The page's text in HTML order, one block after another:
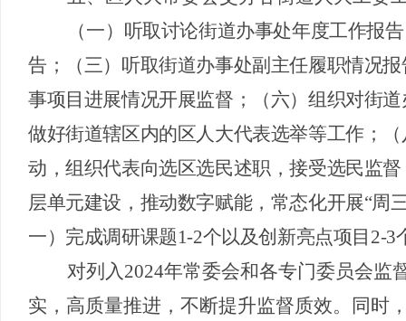
（一） 听取讨论街道办事处年度工作报
告；
（三） 听取街道办事处副主任履职情况报
事项目进展情况开展监督；
（六）组织对街
做好街道辖区内的区人大代表选举等工作；
动，组织代表向选区选民述职，接受选民监督
层单元建设，推动数字赋能，常态化开展“周
一） 完成调研课题1-2个以及创新亮点项目2-3
对列入2024年常委会和各专门委员会监
实，高质量推进，不断提升监督质效。同时